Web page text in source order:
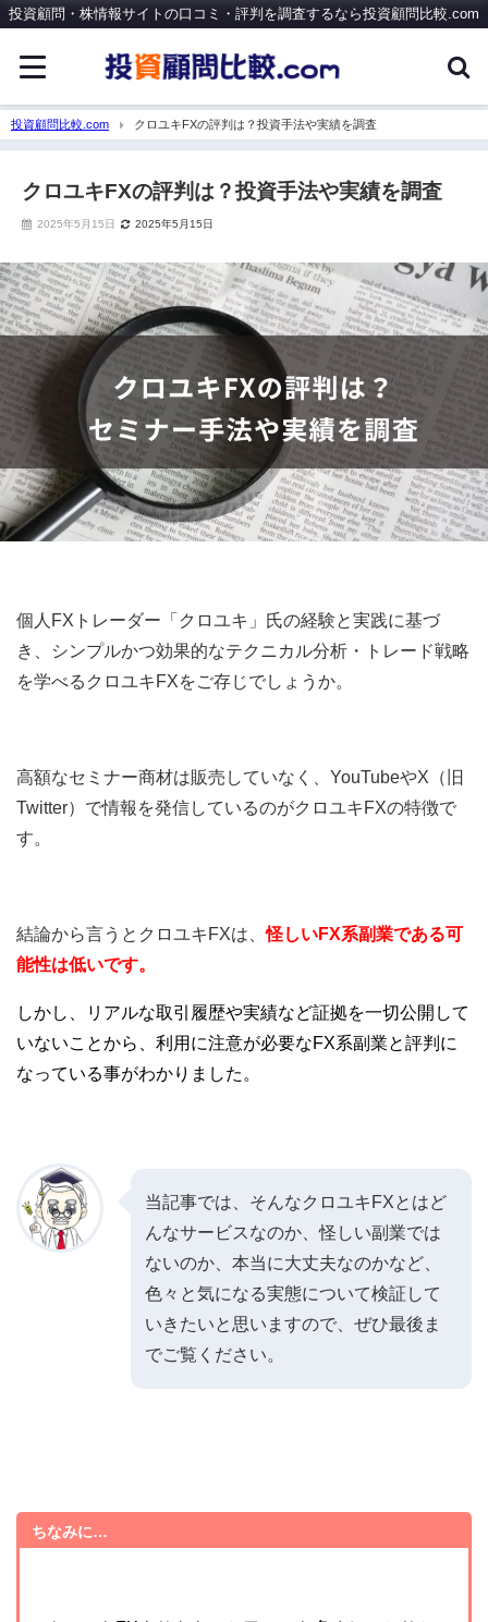
投資顧問・株情報サイトの口コミ・評判を調査するなら投資顧問比較.com
投資顧問比較.com クロユキFXの評判は？投資手法や実績を調査
クロユキFXの評判は？投資手法や実績を調査
2025年5月15日 2025年5月15日
個人FXトレーダー「クロユキ」氏の経験と実践に基づ
き、シンプルかつ効果的なテクニカル分析・トレード戦略
を学べるクロユキFXをご存じでしょうか。
高額なセミナー商材は販売していなく、YouTubeやX（旧
Twitter）で情報を発信しているのがクロユキFXの特徴で
す。
結論から言うとクロユキFXは、怪しいFX系副業である可
能性は低いです。
しかし、リアルな取引履歴や実績など証拠を一切公開して
いないことから、利用に注意が必要なFX系副業と評判に
なっている事がわかりました。
当記事では、そんなクロユキFXとはど
んなサービスなのか、怪しい副業では
ないのか、本当に大丈夫なのかなど、
色々と気になる実態について検証して
いきたいと思いますので、ぜひ最後ま
でご覧ください。
ちなみに…